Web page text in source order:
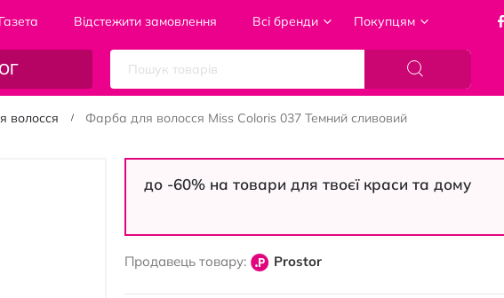
Газета Відстежити замовлення Всі бренди Покупцям
волосся Фарба для волосся Miss Coloris 037 Темний сливовий
до -60% на товари для твоєї краси та дому
Продавець товару: Prostor